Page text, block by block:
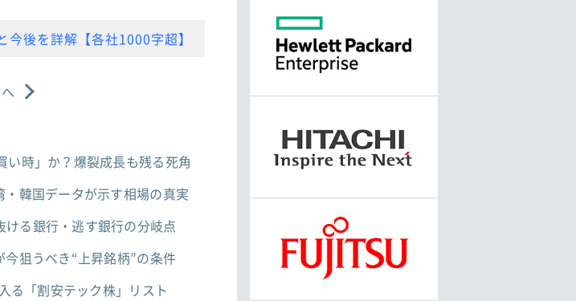
今後を詳解【各社1000字超】
い時」か？爆裂成長も残る死角
韓国データが示す相場の真実
る銀行・逃す銀行の分岐点
狙うべき“上昇銘柄”の条件
る「割安テック株」リスト